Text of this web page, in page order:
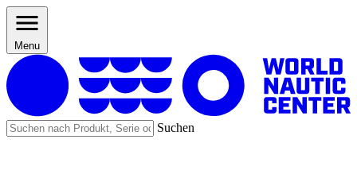
Menu
Suchen